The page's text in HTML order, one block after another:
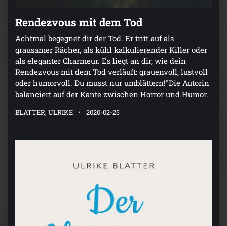
Rendezvous mit dem Tod
Achtmal begegnet dir der Tod. Er tritt auf als
grausamer Rächer, als kühl kalkulierender Killer oder
als eleganter Charmeur. Es liegt an dir, wie dein
Rendezvous mit dem Tod verläuft: grauenvoll, lustvoll
oder humorvoll. Du musst nur umblättern!"Die Autorin
balanciert auf der Kante zwischen Horror und Humor.
BLATTER, ULRIKE 2020-02-25